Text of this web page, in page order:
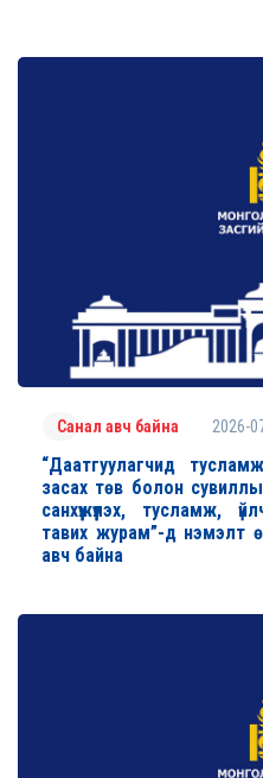
Санал авч байна 2026-
“Даатгуулагчид тусламж,
засах төв болон
санхүүжүүлэх, тусламж,
тавих журам”-д нэмэлт
авч байна